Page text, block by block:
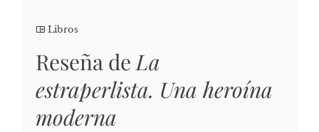
Libros
Reseña de La
estraperlista. Una heroína
moderna